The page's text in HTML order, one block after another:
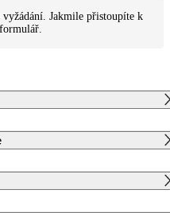
Jakmile přistoupíte k